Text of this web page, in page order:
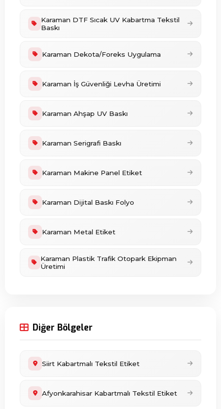
Karaman DTF Sıcak UV Kabartma Tekstil
Baskı
Karaman Dekota/Foreks Uygulama
Karaman İş Güvenliği Levha Üretimi
Karaman Ahşap UV Baskı
Karaman Serigrafi Baskı
Karaman Makine Panel Etiket
Karaman Dijital Baskı Folyo
Karaman Metal Etiket
Karaman Plastik Trafik Otopark Ekipman
Üretimi
Diğer Bölgeler
Siirt Kabartmalı Tekstil Etiket
Afyonkarahisar Kabartmalı Tekstil Etiket